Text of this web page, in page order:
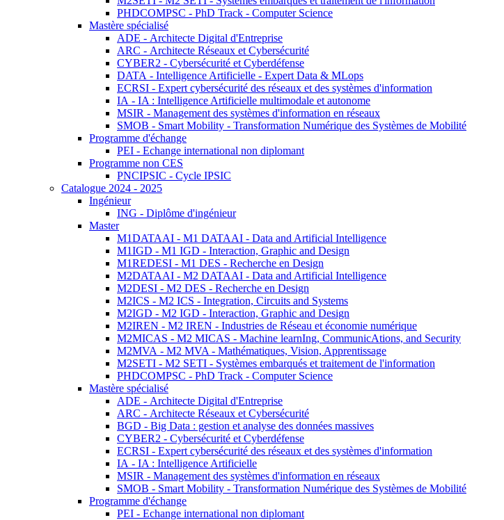
PHDCOMPSC - PhD Track - Computer Science
Mastère spécialisé
ADE - Architecte Digital d'Entreprise
ARC - Architecte Réseaux et Cybersécurité
CYBER2 - Cybersécurité et Cyberdéfense
DATA - Intelligence Artificielle - Expert Data & MLops
ECRSI - Expert cybersécurité des réseaux et des systèmes d'information
IA - IA : Intelligence Artificielle multimodale et autonome
MSIR - Management des systèmes d'information en réseaux
SMOB - Smart Mobility - Transformation Numérique des Systèmes de Mobilité
Programme d'échange
PEI - Echange international non diplomant
Programme non CES
PNCIPSIC - Cycle IPSIC
Catalogue 2024 - 2025
Ingénieur
ING - Diplôme d'ingénieur
Master
M1DATAAI - M1 DATAAI - Data and Artificial Intelligence
M1IGD - M1 IGD - Interaction, Graphic and Design
M1REDESI - M1 DES - Recherche en Design
M2DATAAI - M2 DATAAI - Data and Artificial Intelligence
M2DESI - M2 DES - Recherche en Design
M2ICS - M2 ICS - Integration, Circuits and Systems
M2IGD - M2 IGD - Interaction, Graphic and Design
M2IREN - M2 IREN - Industries de Réseau et économie numérique
M2MICAS - M2 MICAS - Machine learnIng, CommunicAtions, and Security
M2MVA - M2 MVA - Mathématiques, Vision, Apprentissage
M2SETI - M2 SETI - Systèmes embarqués et traitement de l'information
PHDCOMPSC - PhD Track - Computer Science
Mastère spécialisé
ADE - Architecte Digital d'Entreprise
ARC - Architecte Réseaux et Cybersécurité
BGD - Big Data : gestion et analyse des données massives
CYBER2 - Cybersécurité et Cyberdéfense
ECRSI - Expert cybersécurité des réseaux et des systèmes d'information
IA - IA : Intelligence Artificielle
MSIR - Management des systèmes d'information en réseaux
SMOB - Smart Mobility - Transformation Numérique des Systèmes de Mobilité
Programme d'échange
PEI - Echange international non diplomant